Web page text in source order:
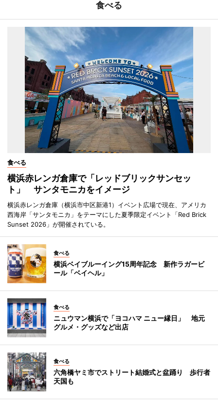
食べる
食べる
横浜赤レンガ倉庫で「レッドブリックサンセッ
ト」 サンタモニカをイメージ
横浜赤レンガ倉庫（横浜市中区新港1）イベント広場で現在、アメリカ
西海岸「サンタモニカ」をテーマにした夏季限定イベント「Red Brick
Sunset 2026」が開催されている。
食べる
横浜ベイブルーイング15周年記念 新作ラガービ
ール「ベイヘル」
食べる
ニュウマン横浜で「ヨコハマ ニュー縁日」 地元
グルメ・グッズなど出店
食べる
六角橋ヤミ市でストリート結婚式と盆踊り 歩行者
天国も